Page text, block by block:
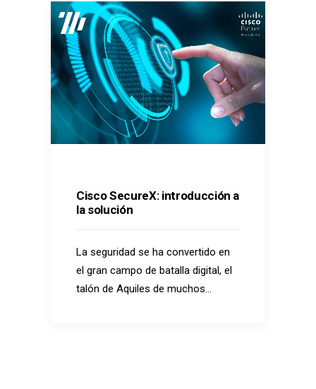
Cisco SecureX: introducción a
la solución
La seguridad se ha convertido en
el gran campo de batalla digital, el
talón de Aquiles de muchos…